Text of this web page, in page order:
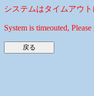
システムはタイムアウ
System is timeouted,